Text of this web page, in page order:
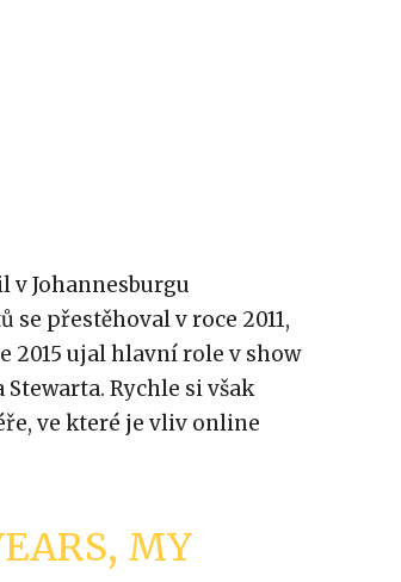
v Johannesburgu
přestěhoval v roce 2011,
2015 ujal hlavní role v show
Rychle si však
ve které je vliv online
MY